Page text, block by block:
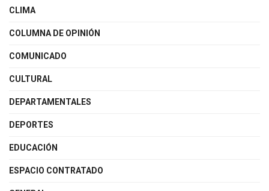
CLIMA
COLUMNA DE OPINIÓN
COMUNICADO
CULTURAL
DEPARTAMENTALES
DEPORTES
EDUCACIÓN
ESPACIO CONTRATADO